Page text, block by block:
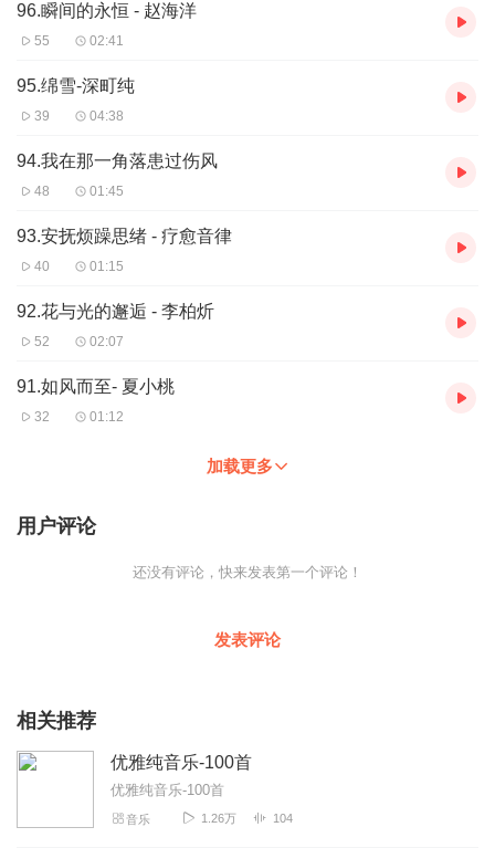
96.瞬间的永恒 - 赵海洋
55 02:41
95.绵雪-深町纯
39 04:38
94.我在那一角落患过伤风
48 01:45
93.安抚烦躁思绪 - 疗愈音律
40 01:15
92.花与光的邂逅 - 李柏炘
52 02:07
91.如风而至- 夏小桃
32 01:12
加载更多
用户评论
还没有评论，快来发表第一个评论！
发表评论
相关推荐
优雅纯音乐-100首
优雅纯音乐-100首
音乐 1.26万 104